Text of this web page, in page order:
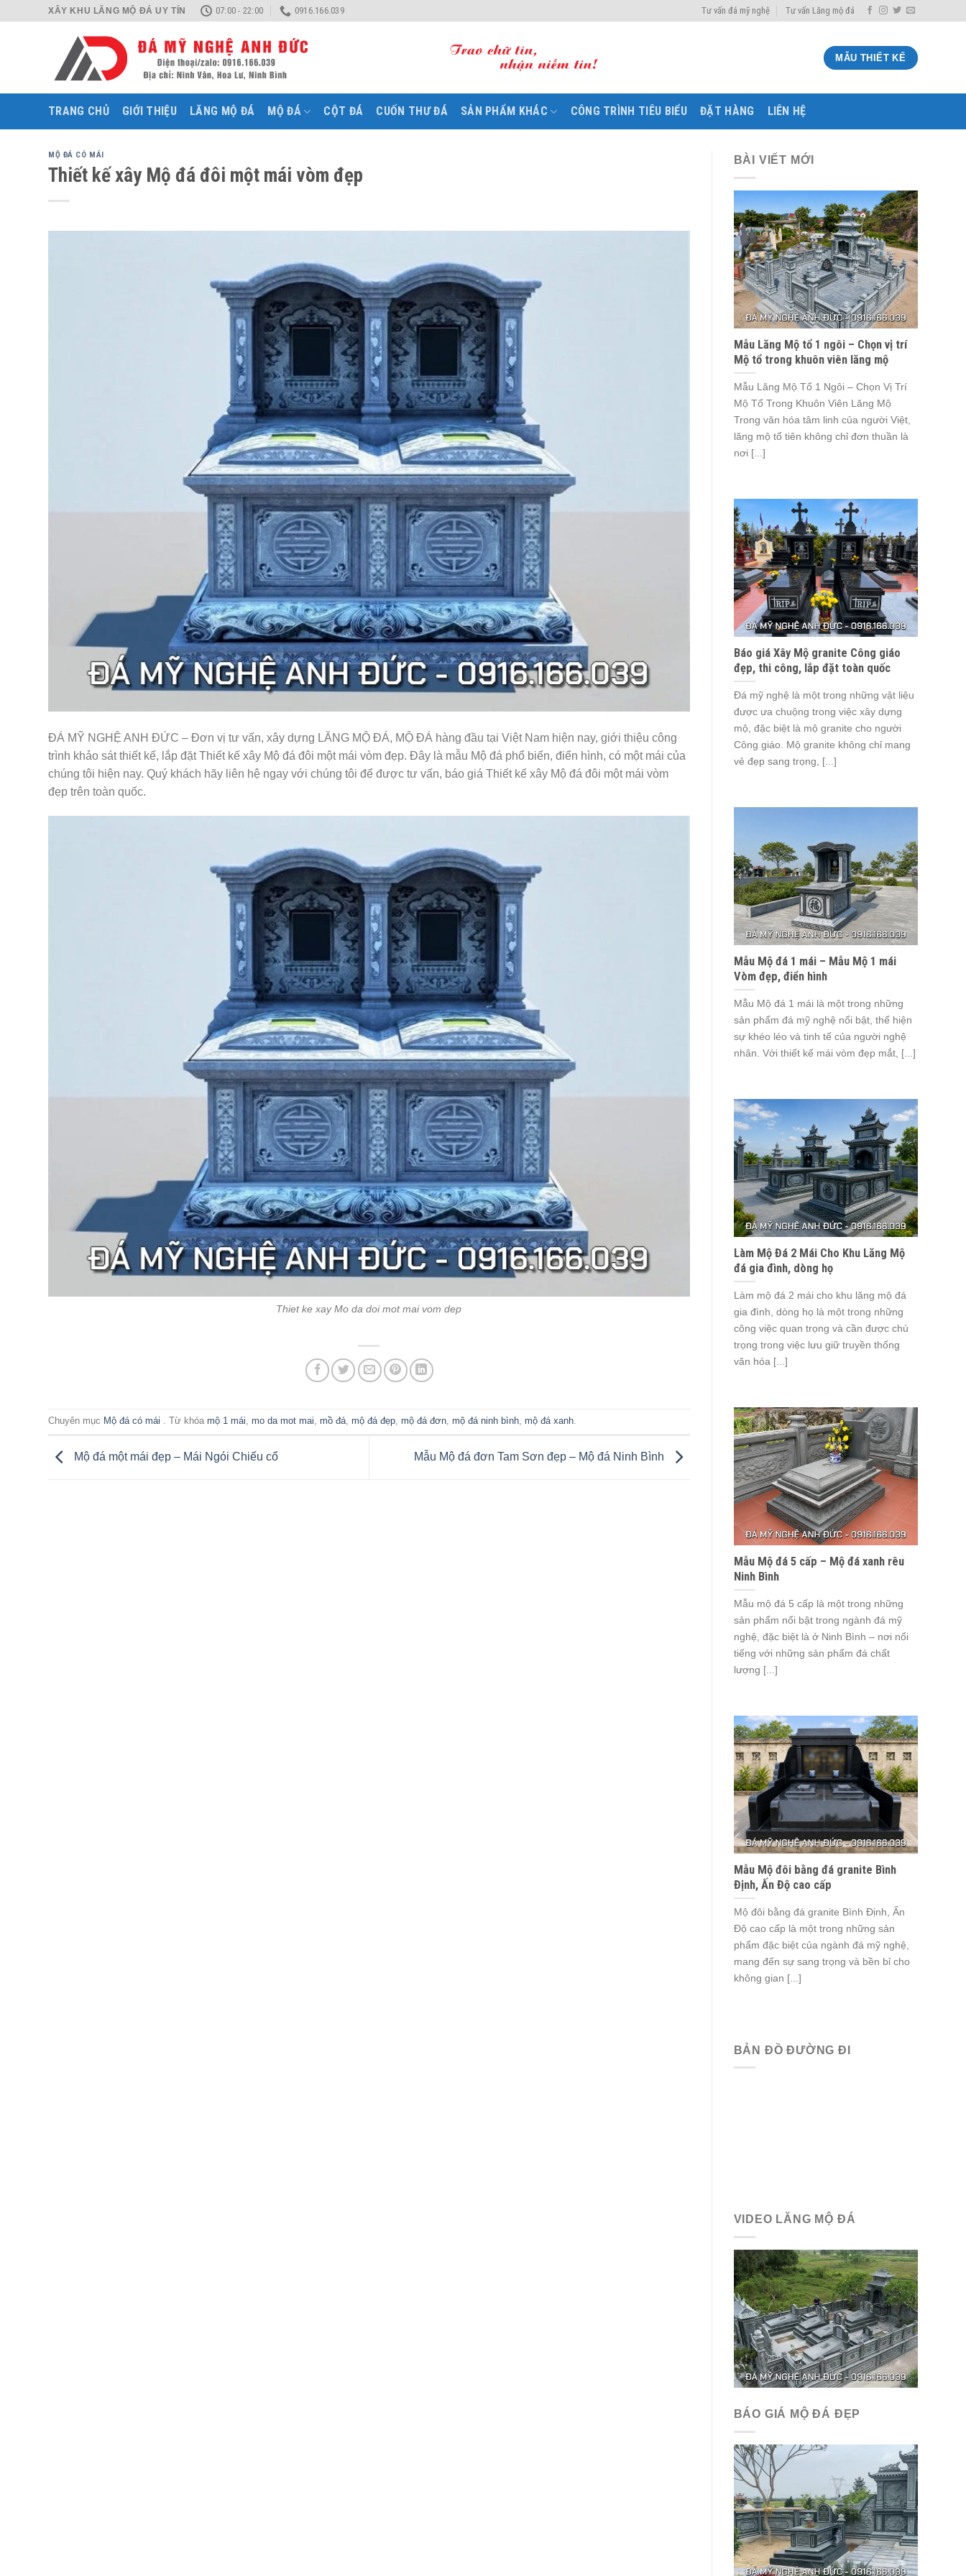
XÂY KHU LĂNG MỘ ĐÁ UY TÍN 07:00 - 22:00 0916.166.039 Tư vấn đá mỹ nghệ Tư vấn Lăng mộ đá
MẪU THIẾT KẾ
TRANG CHỦ GIỚI THIỆU LĂNG MỘ ĐÁ MỘ ĐÁ CỘT ĐÁ CUỐN THƯ ĐÁ SẢN PHẨM KHÁC CÔNG TRÌNH TIÊU BIỂU ĐẶT HÀNG LIÊN HỆ
MỘ ĐÁ CÓ MÁI
Thiết kế xây Mộ đá đôi một mái vòm đẹp
ĐÁ MỸ NGHỆ ANH ĐỨC – Đơn vị tư vấn, xây dựng LĂNG MỘ ĐÁ, MỘ ĐÁ hàng đầu tại Việt Nam hiện nay, giới thiệu công
trình khảo sát thiết kế, lắp đặt Thiết kế xây Mộ đá đôi một mái vòm đẹp. Đây là mẫu Mộ đá phổ biến, điển hình, có một mái của
chúng tôi hiện nay. Quý khách hãy liên hệ ngay với chúng tôi để được tư vấn, báo giá Thiết kế xây Mộ đá đôi một mái vòm
đẹp trên toàn quốc.
Thiet ke xay Mo da doi mot mai vom dep
Chuyên mục Mộ đá có mái . Từ khóa mộ 1 mái, mo da mot mai, mồ đá, mộ đá đẹp, mộ đá đơn, mộ đá ninh bình, mộ đá xanh.
Mộ đá một mái đẹp – Mái Ngói Chiếu cổ Mẫu Mộ đá đơn Tam Sơn đẹp – Mộ đá Ninh Bình
BÀI VIẾT MỚI
Mẫu Lăng Mộ tổ 1 ngôi – Chọn vị trí
Mộ tổ trong khuôn viên lăng mộ
Mẫu Lăng Mộ Tổ 1 Ngôi – Chọn Vị Trí
Mộ Tổ Trong Khuôn Viên Lăng Mộ
Trong văn hóa tâm linh của người Việt,
lăng mộ tổ tiên không chỉ đơn thuần là
nơi [...]
Báo giá Xây Mộ granite Công giáo
đẹp, thi công, lắp đặt toàn quốc
Đá mỹ nghệ là một trong những vật liệu
được ưa chuộng trong việc xây dựng
mộ, đặc biệt là mộ granite cho người
Công giáo. Mộ granite không chỉ mang
vẻ đẹp sang trọng, [...]
Mẫu Mộ đá 1 mái – Mẫu Mộ 1 mái
Vòm đẹp, điển hình
Mẫu Mộ đá 1 mái là một trong những
sản phẩm đá mỹ nghệ nổi bật, thể hiện
sự khéo léo và tinh tế của người nghệ
nhân. Với thiết kế mái vòm đẹp mắt, [...]
Làm Mộ Đá 2 Mái Cho Khu Lăng Mộ
đá gia đình, dòng họ
Làm mộ đá 2 mái cho khu lăng mộ đá
gia đình, dòng họ là một trong những
công việc quan trọng và cần được chú
trọng trong việc lưu giữ truyền thống
văn hóa [...]
Mẫu Mộ đá 5 cấp – Mộ đá xanh rêu
Ninh Bình
Mẫu mộ đá 5 cấp là một trong những
sản phẩm nổi bật trong ngành đá mỹ
nghệ, đặc biệt là ở Ninh Bình – nơi nổi
tiếng với những sản phẩm đá chất
lượng [...]
Mẫu Mộ đôi bằng đá granite Bình
Định, Ấn Độ cao cấp
Mộ đôi bằng đá granite Bình Định, Ấn
Độ cao cấp là một trong những sản
phẩm đặc biệt của ngành đá mỹ nghệ,
mang đến sự sang trọng và bền bỉ cho
không gian [...]
BẢN ĐỒ ĐƯỜNG ĐI
VIDEO LĂNG MỘ ĐÁ
BÁO GIÁ MỘ ĐÁ ĐẸP